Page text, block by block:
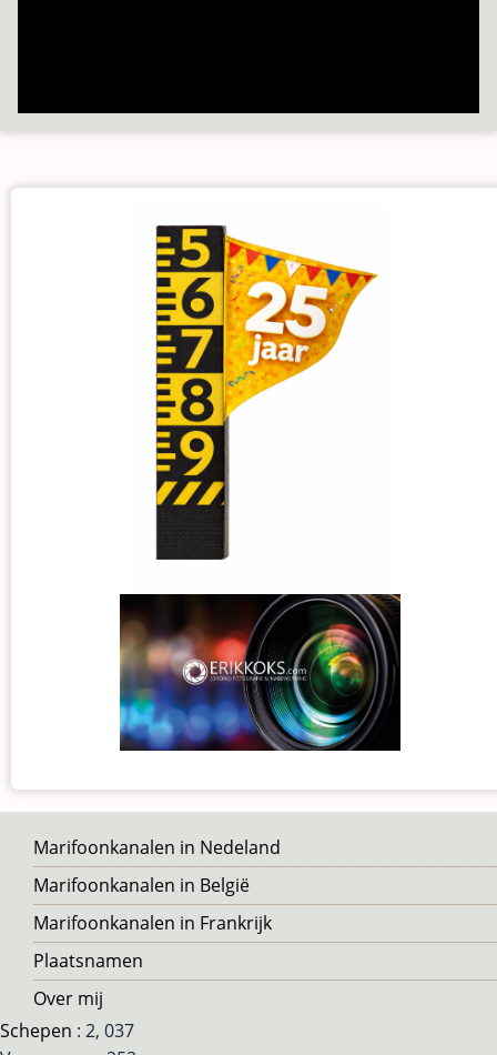
Voet
Marifoonkanalen in Nedeland
Marifoonkanalen in België
Marifoonkanalen in Frankrijk
Plaatsnamen
Over mij
Schepen : 2, 037